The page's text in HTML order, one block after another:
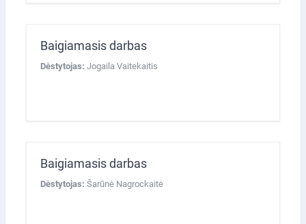
Baigiamasis darbas
Dėstytojas: Jogaila Vaitekaitis
Baigiamasis darbas
Dėstytojas: Šarūnė Nagrockaitė